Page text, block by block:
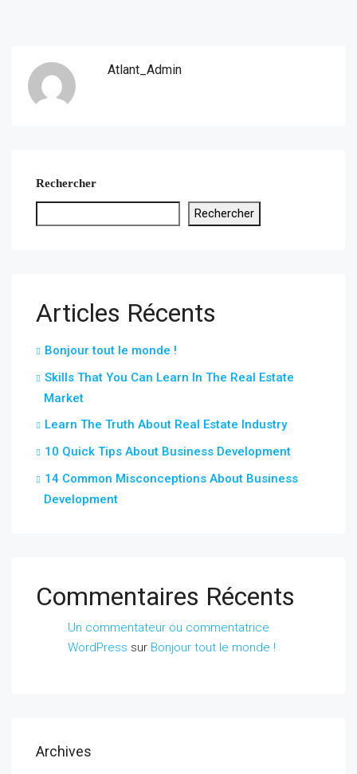
Atlant_Admin
Rechercher
Rechercher
Articles Récents
Bonjour tout le monde !
Skills That You Can Learn In The Real Estate
Market
Learn The Truth About Real Estate Industry
10 Quick Tips About Business Development
14 Common Misconceptions About Business
Development
Commentaires Récents
Un commentateur ou commentatrice
WordPress sur Bonjour tout le monde !
Archives